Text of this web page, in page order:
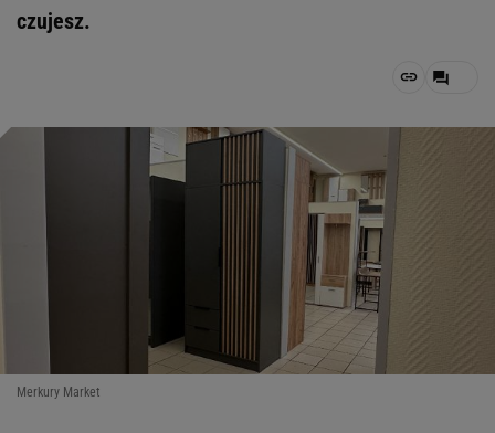
czujesz.
Merkury Market